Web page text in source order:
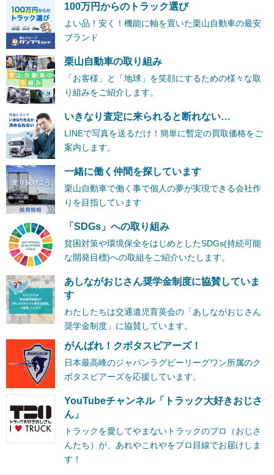
100万円からのトラック選び
よい品！安く！機能に軸を置いた栗山自動車の最安
ブランド
栗山自動車の取り組み
「お客様」と「地球」を笑顔にするための様々な取
り組みをご紹介します。
いきなり査定に来られると断れない…
LINEで写真を送るだけ！簡単に暫定の買取価格をご
案内します。
一緒に働く仲間を探しています
栗山自動車で働く事で個人の夢が実現できる会社作
りを目指しています
「SDGs」への取り組み
貧困対策や環境保全をはじめとしたSDGs(持続可能
な開発目標)への取組をご紹介いたします。
あしながおじさん奨学金制度に協賛していま
す
わたしたちは交通遺児育英会の「あしながおじさん
奨学金制度」に協賛しています。
がんばれ！クボタスピアーズ！
日本最高峰のジャパンラグビーリーグワン所属のク
ボタスピアーズを応援しています。
YouTubeチャンネル「トラック大好きおじさ
ん」
トラックを愛してやまないトラックのプロ（おじさ
んたち）が、あれやこれやをプロ目線でお届けしま
す！